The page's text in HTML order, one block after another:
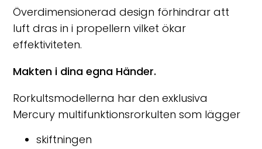
Överdimensionerad design förhindrar att
luft dras in i propellern vilket ökar
effektiviteten.
Makten i dina egna Händer.
Rorkultsmodellerna har den exklusiva
Mercury multifunktionsrorkulten som lägger
skiftningen